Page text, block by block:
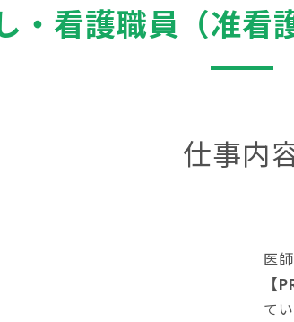
・看護職員（准看
仕事内
医
【
て